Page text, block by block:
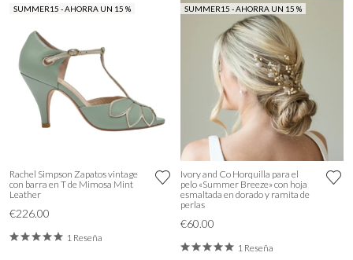
SUMMER15 - AHORRA UN 15 %
Rachel Simpson Zapatos vintage
con barra en T de Mimosa Mint
Leather
€226.00
1 Reseña
SUMMER15 - AHORRA UN 15 %
Ivory and Co Horquilla para el
pelo «Summer Breeze» con hoja
esmaltada en dorado y ramita de
perlas
€60.00
1 Reseña